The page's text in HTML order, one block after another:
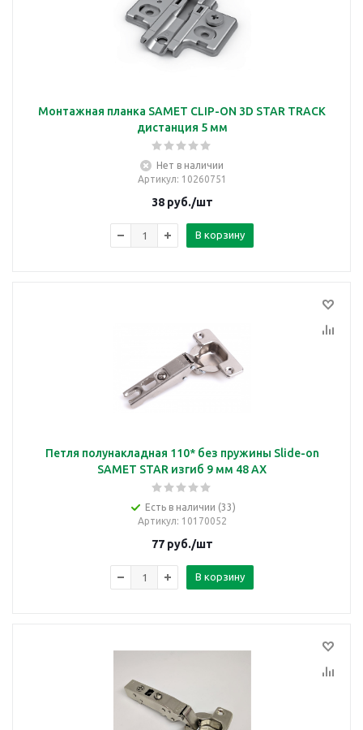
Монтажная планка SAMET CLIP-ON 3D STAR TRACK
дистанция 5 мм
Нет в наличии
Артикул: 10260751
38руб./шт
В корзину
Петля полунакладная 110* без пружины Slide-on
SAMET STAR изгиб 9 мм 48 AX
Есть в наличии (33)
Артикул: 10170052
77руб./шт
В корзину